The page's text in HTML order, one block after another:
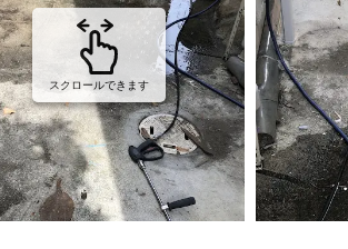
スクロールできます